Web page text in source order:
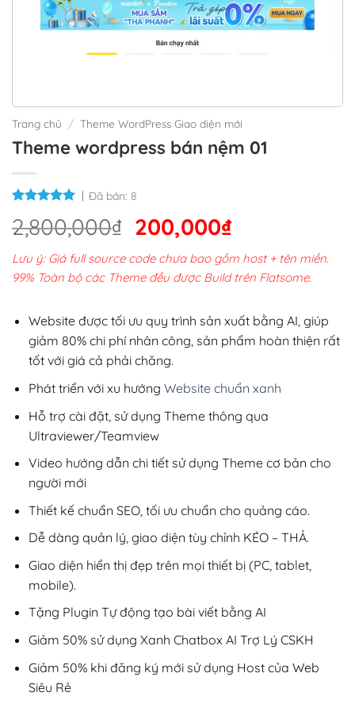
Trang chủ / Theme WordPress Giao diện mới
Theme wordpress bán nệm 01
Đã bán: 8
2,800,000₫ Giá
gốc
là:
2,800,000₫.
200,000₫Giá
hiện
tại
200,000₫.
Lưu ý: Giá full source code chưa bao gồm host + tên miền.
99% Toàn bộ các Theme đều được Build trên Flatsome.
Website được tối ưu quy trình sản xuất bằng AI, giúp
giảm 80% chi phí nhân công, sản phẩm hoàn thiện rất
tốt với giá cả phải chăng.
Phát triển với xu hướng Website chuẩn xanh
Hỗ trợ cài đặt, sử dụng Theme thông qua
Ultraviewer/Teamview
Video hướng dẫn chi tiết sử dụng Theme cơ bản cho
người mới
Thiết kế chuẩn SEO, tối ưu chuẩn cho quảng cáo.
Dễ dàng quản lý, giao diện tùy chỉnh KÉO – THẢ.
Giao diện hiển thị đẹp trên mọi thiết bị (PC, tablet,
mobile).
Tặng Plugin Tự động tạo bài viết bằng AI
Giảm 50% sử dụng Xanh Chatbox AI Trợ Lý CSKH
Giảm 50% khi đăng ký mới sử dụng Host của Web
Siêu Rẻ